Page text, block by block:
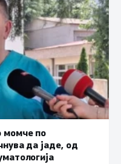
момче по
да јаде, од